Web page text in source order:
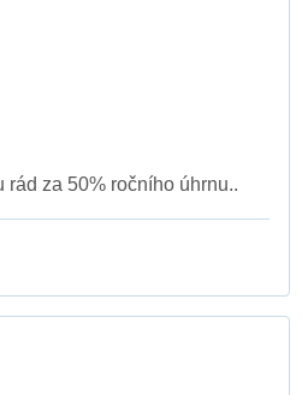
rád za 50% ročního úhrnu..